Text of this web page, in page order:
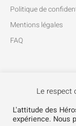
Politique de
Mentions légales
FAQ
Le respect
L'attitude des
expérience. Nous